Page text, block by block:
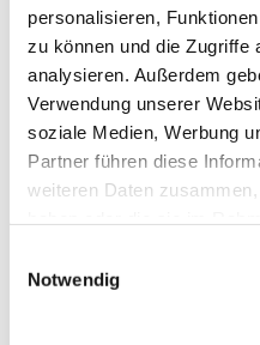
personalisieren,
zu können und die Zugriffe
analysieren. Außerdem
Verwendung unserer
soziale Medien, Werbung
Partner führen diese
weiteren Daten
Notwendig
Entdecken Sie eine
Gardinen und
Zuhause. Mit
modernen Designs
eine gemütliche
gleichzeitig optimalen
oder zeitgemäß –
Gardine und
Profitieren Sie von